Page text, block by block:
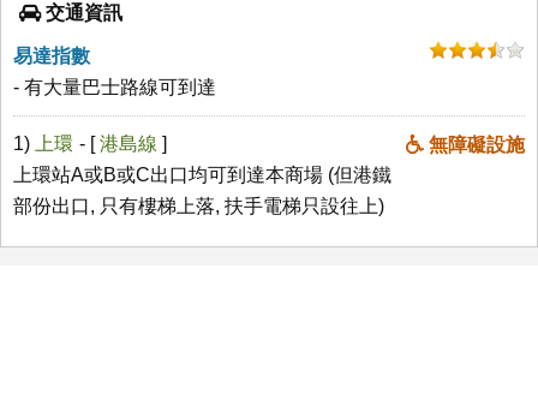
交通資訊
易達指數
- 有大量巴士路線可到達
1) 上環 無障礙設施
- [港島線 ]
上環站A或B或C出口均可到達本商場 (但港鐵
部份出口, 只有樓梯上落, 扶手電梯只設往上)